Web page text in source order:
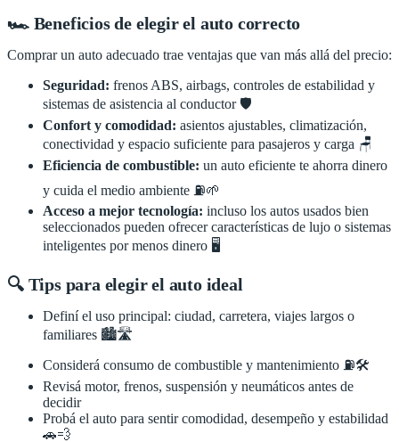
🏎️ Beneficios de elegir el auto correcto
Comprar un auto adecuado trae ventajas que van más allá del precio:
Seguridad: frenos ABS, airbags, controles de estabilidad y
sistemas de asistencia al conductor 🛡️
Confort y comodidad: asientos ajustables, climatización,
conectividad y espacio suficiente para pasajeros y carga 🪑
Eficiencia de combustible: un auto eficiente te ahorra dinero
y cuida el medio ambiente ⛽🌱
Acceso a mejor tecnología: incluso los autos usados bien
seleccionados pueden ofrecer características de lujo o sistemas
inteligentes por menos dinero 🖥️
🔍 Tips para elegir el auto ideal
Definí el uso principal: ciudad, carretera, viajes largos o
familiares 🏙️🛣️
Considerá consumo de combustible y mantenimiento ⛽🛠️
Revisá motor, frenos, suspensión y neumáticos antes de
decidir
Probá el auto para sentir comodidad, desempeño y estabilidad
🚗💨